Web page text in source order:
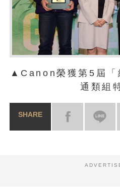
▲Canon榮獲第5屆「
通類組
SHARE